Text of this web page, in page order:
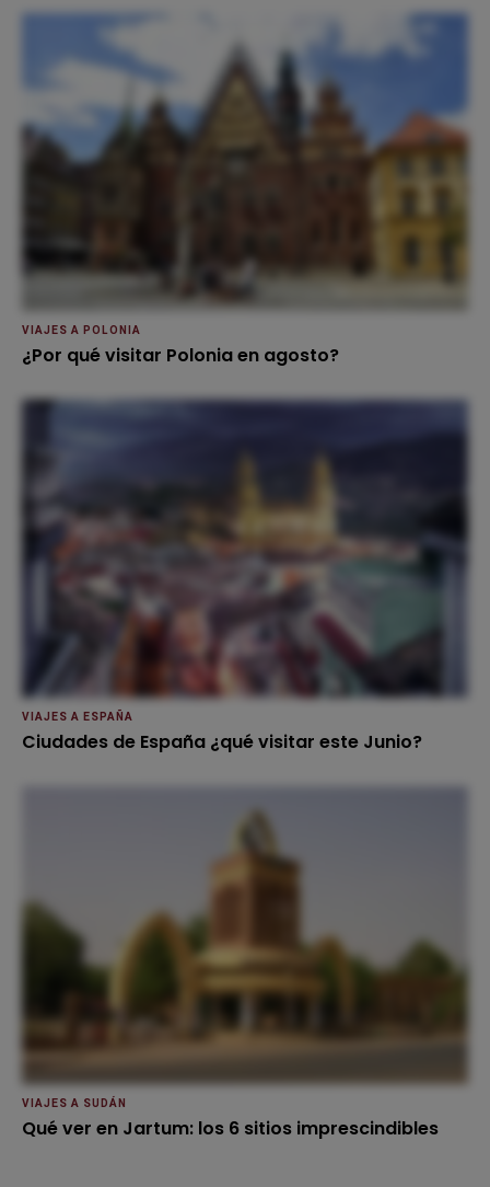
VIAJES A POLONIA
¿Por qué visitar Polonia en agosto?
VIAJES A ESPAÑA
Ciudades de España ¿qué visitar este Junio?
VIAJES A SUDÁN
Qué ver en Jartum: los 6 sitios imprescindibles